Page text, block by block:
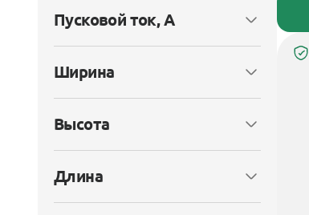
Пусковой ток, А
Ширина
Высота
Длина